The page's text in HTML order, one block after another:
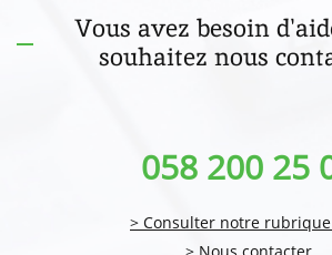
Vous avez besoin
souhaitez nous
058 200 25
> Consulter notre